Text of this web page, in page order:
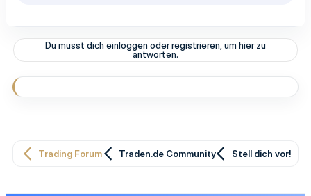
t
o
n
n
Du musst dich einloggen oder registrieren, um hier zu
antworten.
Trading Forum Traden.de Community Stell dich vor!